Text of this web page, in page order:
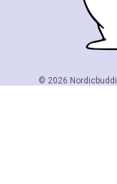
© 2026